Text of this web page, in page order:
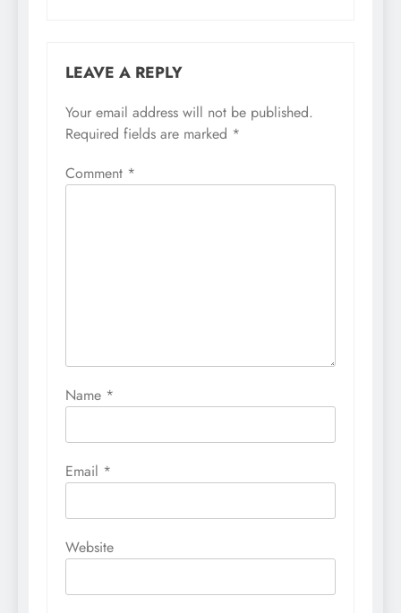
LEAVE A REPLY
Your email address will not be published.
Required fields are marked *
Comment *
Name *
Email *
Website